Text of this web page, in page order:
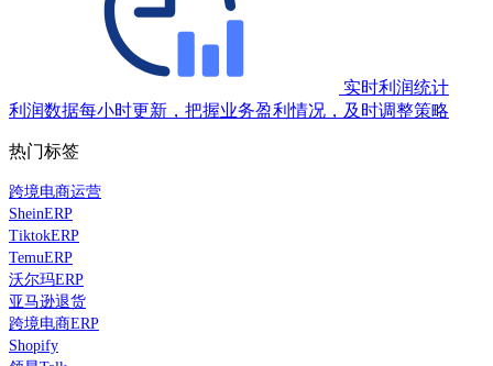
实时利润统计
利润数据每小时更新，把握业务盈利情况，及时调整策略
热门标签
跨境电商运营
SheinERP
TiktokERP
TemuERP
沃尔玛ERP
亚马逊退货
跨境电商ERP
Shopify